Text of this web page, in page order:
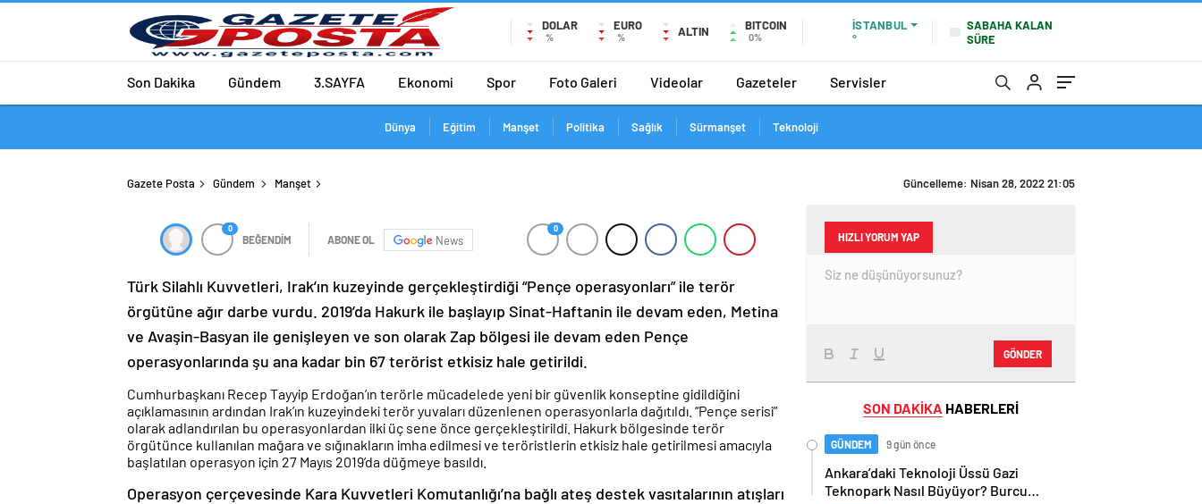
DOLAR
%
EURO
% ALTIN BITCOIN
0%
İSTANBUL
°
SABAHA KALAN
SÜRE
Son Dakika Gündem 3.SAYFA Ekonomi Spor Foto Galeri Videolar Gazeteler Servisler
Dünya Eğitim Manşet Politika Sağlık Sürmanşet Teknoloji
Gazete Posta Gündem Manşet Güncelleme: Nisan 28, 2022 21:05
0
BEĞENDİM ABONE OL News
0
Türk Silahlı Kuvvetleri, Irak’ın kuzeyinde gerçekleştirdiği “Pençe operasyonları” ile terör
örgütüne ağır darbe vurdu. 2019’da Hakurk ile başlayıp Sinat-Haftanin ile devam eden, Metina
ve Avaşin-Basyan ile genişleyen ve son olarak Zap bölgesi ile devam eden Pençe
operasyonlarında şu ana kadar bin 67 terörist etkisiz hale getirildi.
Cumhurbaşkanı Recep Tayyip Erdoğan’ın terörle mücadelede yeni bir güvenlik konseptine gidildiğini
açıklamasının ardından Irak’ın kuzeyindeki terör yuvaları düzenlenen operasyonlarla dağıtıldı. “Pençe serisi”
olarak adlandırılan bu operasyonlardan ilki üç sene önce gerçekleştirildi. Hakurk bölgesinde terör
örgütünce kullanılan mağara ve sığınakların imha edilmesi ve teröristlerin etkisiz hale getirilmesi amacıyla
başlatılan operasyon için 27 Mayıs 2019’da düğmeye basıldı.
Operasyon çerçevesinde Kara Kuvvetleri Komutanlığı’na bağlı ateş destek vasıtalarının atışları
HIZLI YORUM YAP
GÖNDER
SON DAKİKA HABERLERİ
GÜNDEM 9 gün önce
Ankara’daki Teknoloji Üssü Gazi
Teknopark Nasıl Büyüyor? Burcu